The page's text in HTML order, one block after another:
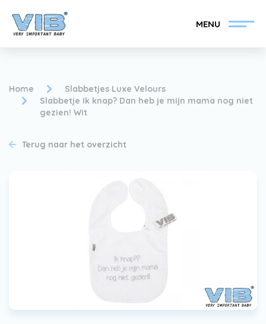
MENU
Home
Slabbetjes Luxe Velours
Slabbetje Ik knap? Dan heb je mijn mama nog niet
gezien! Wit
Terug naar het overzicht